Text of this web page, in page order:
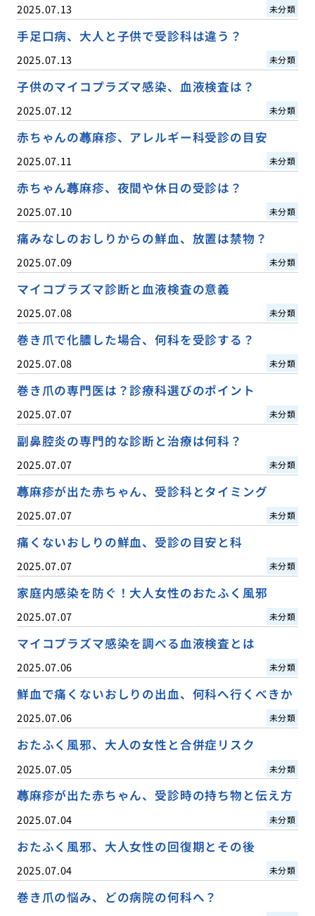
2025.07.13 未分類
手足口病、大人と子供で受診科は違う？
2025.07.13 未分類
子供のマイコプラズマ感染、血液検査は？
2025.07.12 未分類
赤ちゃんの蕁麻疹、アレルギー科受診の目安
2025.07.11 未分類
赤ちゃん蕁麻疹、夜間や休日の受診は？
2025.07.10 未分類
痛みなしのおしりからの鮮血、放置は禁物？
2025.07.09 未分類
マイコプラズマ診断と血液検査の意義
2025.07.08 未分類
巻き爪で化膿した場合、何科を受診する？
2025.07.08 未分類
巻き爪の専門医は？診療科選びのポイント
2025.07.07 未分類
副鼻腔炎の専門的な診断と治療は何科？
2025.07.07 未分類
蕁麻疹が出た赤ちゃん、受診科とタイミング
2025.07.07 未分類
痛くないおしりの鮮血、受診の目安と科
2025.07.07 未分類
家庭内感染を防ぐ！大人女性のおたふく風邪
2025.07.07 未分類
マイコプラズマ感染を調べる血液検査とは
2025.07.06 未分類
鮮血で痛くないおしりの出血、何科へ行くべきか
2025.07.06 未分類
おたふく風邪、大人の女性と合併症リスク
2025.07.05 未分類
蕁麻疹が出た赤ちゃん、受診時の持ち物と伝え方
2025.07.04 未分類
おたふく風邪、大人女性の回復期とその後
2025.07.04 未分類
巻き爪の悩み、どの病院の何科へ？